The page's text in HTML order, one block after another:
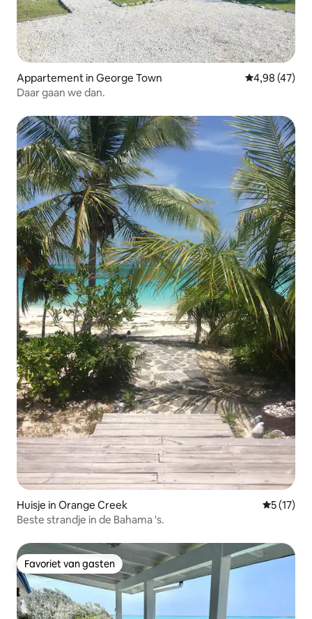
Appartement in George Town Gemiddelde
4,98 (47)
Daar gaan we dan.
Huisje in Orange Creek
5 (17)
Beste strandje in de Bahama 's.
Favoriet van gasten
Favoriet van gasten